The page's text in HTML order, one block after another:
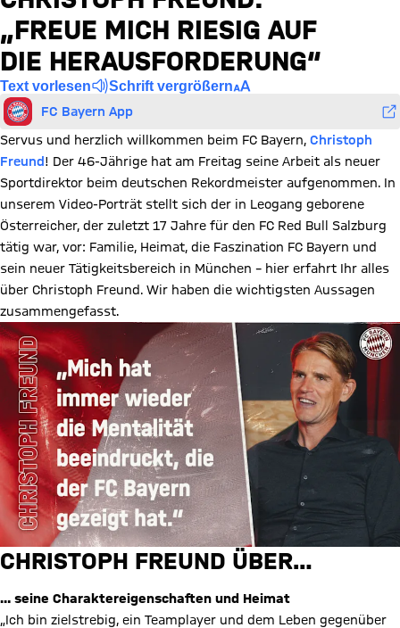
„FREUE MICH RIESIG AUF
DIE HERAUSFORDERUNG“
Text vorlesen Schrift vergrößern
FC Bayern App
Servus und herzlich willkommen beim FC Bayern, Christoph
Freund ! Der 46-Jährige hat am Freitag seine Arbeit als neuer
Sportdirektor beim deutschen Rekordmeister aufgenommen. In
unserem Video-Porträt stellt sich der in Leogang geborene
Österreicher, der zuletzt 17 Jahre für den FC Red Bull Salzburg
tätig war, vor: Familie, Heimat, die Faszination FC Bayern und
sein neuer Tätigkeitsbereich in München – hier erfahrt Ihr alles
über Christoph Freund. Wir haben die wichtigsten Aussagen
zusammengefasst.
CHRISTOPH FREUND ÜBER…
… seine Charaktereigenschaften und Heimat
„Ich bin zielstrebig, ein Teamplayer und dem Leben gegenüber